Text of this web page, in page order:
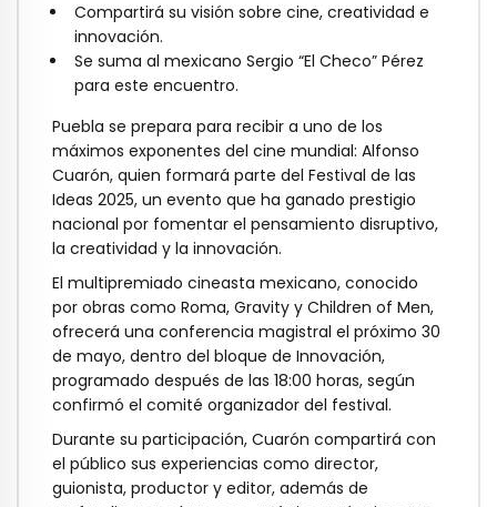
Compartirá su visión sobre cine, creatividad e
innovación.
Se suma al mexicano Sergio “El Checo” Pérez
para este encuentro.
Puebla se prepara para recibir a uno de los
máximos exponentes del cine mundial: Alfonso
Cuarón, quien formará parte del Festival de las
Ideas 2025, un evento que ha ganado prestigio
nacional por fomentar el pensamiento disruptivo,
la creatividad y la innovación.
El multipremiado cineasta mexicano, conocido
por obras como Roma, Gravity y Children of Men,
ofrecerá una conferencia magistral el próximo 30
de mayo, dentro del bloque de Innovación,
programado después de las 18:00 horas, según
confirmó el comité organizador del festival.
Durante su participación, Cuarón compartirá con
el público sus experiencias como director,
guionista, productor y editor, además de